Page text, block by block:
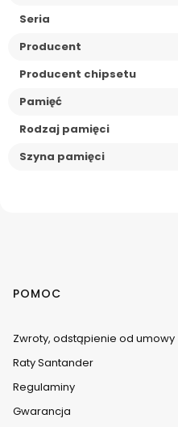
Seria
Producent
Producent chipsetu
Pamięć
Rodzaj pamięci
Szyna pamięci
Linki w stopce
POMOC
Zwroty, odstąpienie od umowy
Raty Santander
Regulaminy
Gwarancja